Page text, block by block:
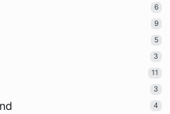
6
9
5
3
11
3
4